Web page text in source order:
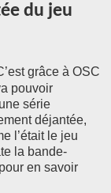
du jeu
grâce à OSC
pouvoir
série
déjantée,
l’était le jeu
la bande-
en savoir